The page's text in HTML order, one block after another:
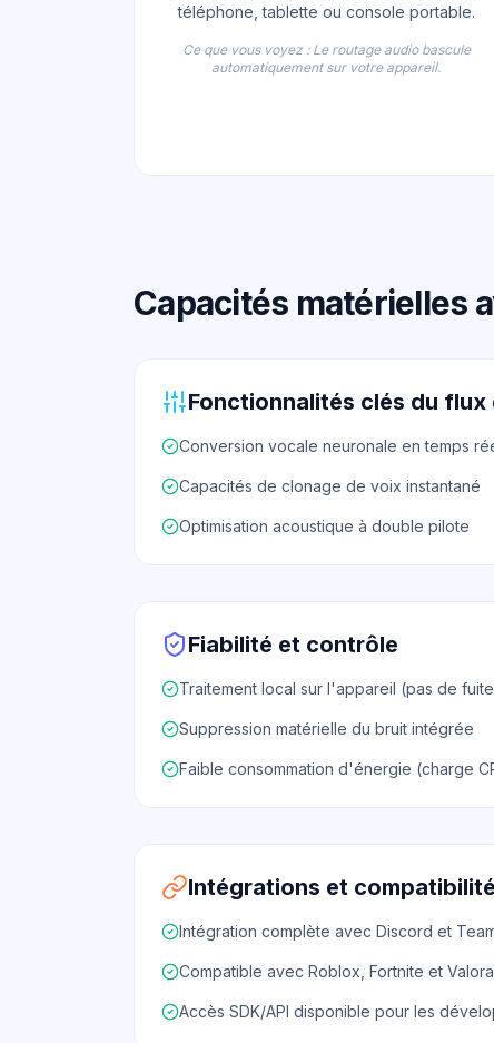
téléphone, tablette ou console portable.
Ce que vous voyez : Le routage audio bascule
automatiquement sur votre appareil.
Capacités matérielles
Fonctionnalités clés du flux
Conversion vocale neuronale en temps
Capacités de clonage de voix instantané
Optimisation acoustique à double pilote
Fiabilité et contrôle
Traitement local sur l'appareil (pas de
Suppression matérielle du bruit intégrée
Faible consommation d'énergie (charge
Intégrations et compatibilité
Intégration complète avec Discord et
Compatible avec Roblox, Fortnite et
Accès SDK/API disponible pour les